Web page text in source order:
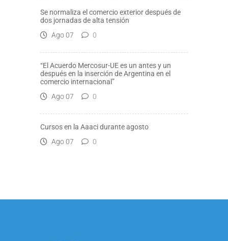
Se normaliza el comercio exterior después de
dos jornadas de alta tensión
Ago 07
0
“El Acuerdo Mercosur-UE es un antes y un
después en la inserción de Argentina en el
comercio internacional”
Ago 07
0
Cursos en la Aaaci durante agosto
Ago 07
0